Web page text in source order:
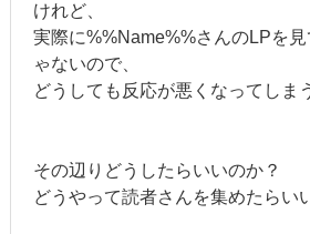
けれど、
実際に%%Name%%さんのLPを
ゃないので、
どうしても反応が悪くなってしま
その辺りどうしたらいいのか？
どうやって読者さんを集めたらい